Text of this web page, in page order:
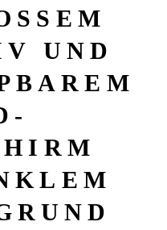
O
A
L
V
H
M